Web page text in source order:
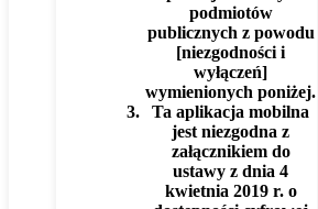
podmiotów
publicznych z powodu
[niezgodności i
wyłączeń]
wymienionych poniżej.
Ta aplikacja mobilna
jest niezgodna z
załącznikiem do
ustawy z dnia 4
kwietnia 2019 r. o